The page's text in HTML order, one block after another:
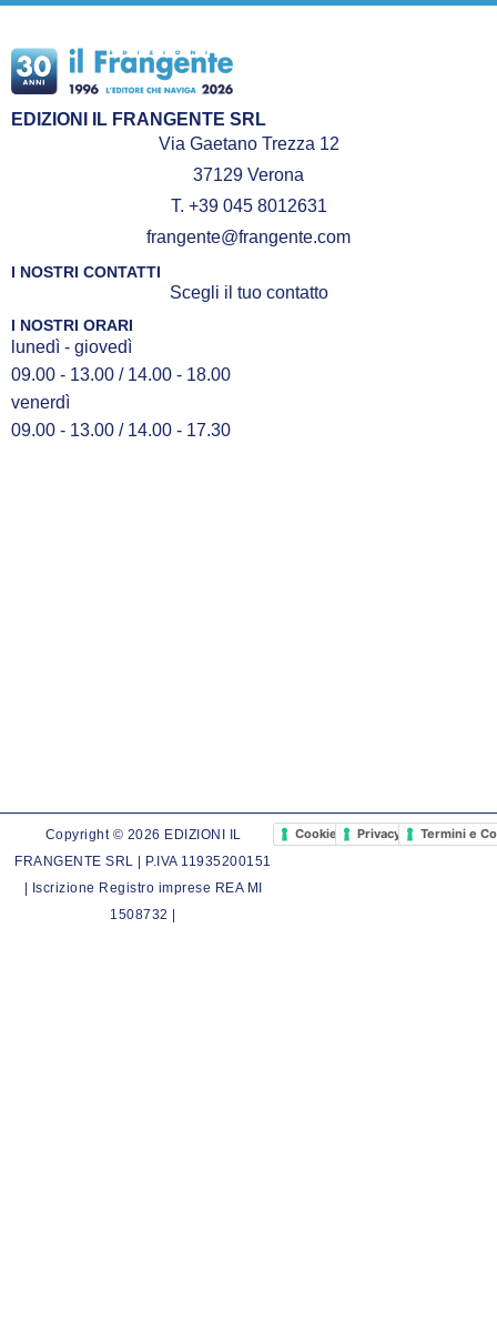
EDIZIONI IL FRANGENTE SRL
Via Gaetano Trezza 12
37129 Verona
T. +39 045 8012631
frangente@frangente.com
I NOSTRI CONTATTI
Scegli il tuo contatto
I NOSTRI ORARI
lunedì - giovedì
09.00 - 13.00 / 14.00 - 18.00
venerdì
09.00 - 13.00 / 14.00 - 17.30
Copyright © 2026 EDIZIONI IL
FRANGENTE SRL | P.IVA 11935200151
| Iscrizione Registro imprese REA MI
1508732 |
Cookie PolicyPrivacy PolicyTermini e